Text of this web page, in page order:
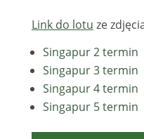
Link do lotu ze
Singapur 2 termin
Singapur 3 termin
Singapur 4 termin
Singapur 5 termin